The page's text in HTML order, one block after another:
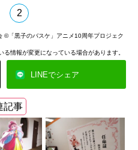
2
©「黒子のバスケ」アニメ10周年プロジェク
情報が変更になっている場合があります。
LINEでシェア
記事